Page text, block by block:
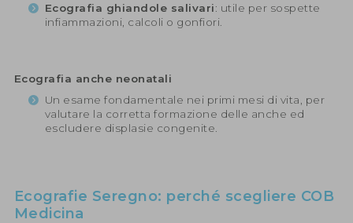
Ecografia ghiandole salivari: utile per sospette
infiammazioni, calcoli o gonfiori.
Ecografia anche neonatali
Un esame fondamentale nei primi mesi di vita, per
valutare la corretta formazione delle anche ed
escludere displasie congenite.
Ecografie Seregno: perché scegliere COB
Medicina